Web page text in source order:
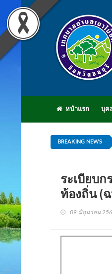
หน้าแรก บุค
BREAKING NEWS
ระเบียบ
ท้องถิ่น (
09 มิถุนายน